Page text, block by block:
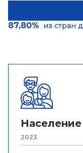
87,80% из стран
Население
2023